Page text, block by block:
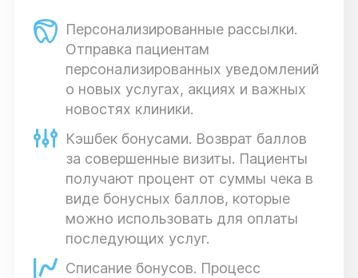
Персонализированные рассылки.
Отправка пациентам
персонализированных уведомлений
о новых услугах, акциях и важных
новостях клиники.
Кэшбек бонусами. Возврат баллов
за совершенные визиты. Пациенты
получают процент от суммы чека в
виде бонусных баллов, которые
можно использовать для оплаты
последующих услуг.
Списание бонусов. Процесс